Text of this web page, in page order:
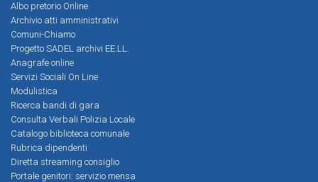
Albo pretorio Online
Archivio atti amministrativi
Comuni-Chiamo
Progetto SADEL archivi EE.LL.
Anagrafe online
Servizi Sociali On Line
Modulistica
Ricerca bandi di gara
Consulta Verbali Polizia Locale
Catalogo biblioteca comunale
Rubrica dipendenti
Diretta streaming consiglio
Portale genitori: servizio mensa